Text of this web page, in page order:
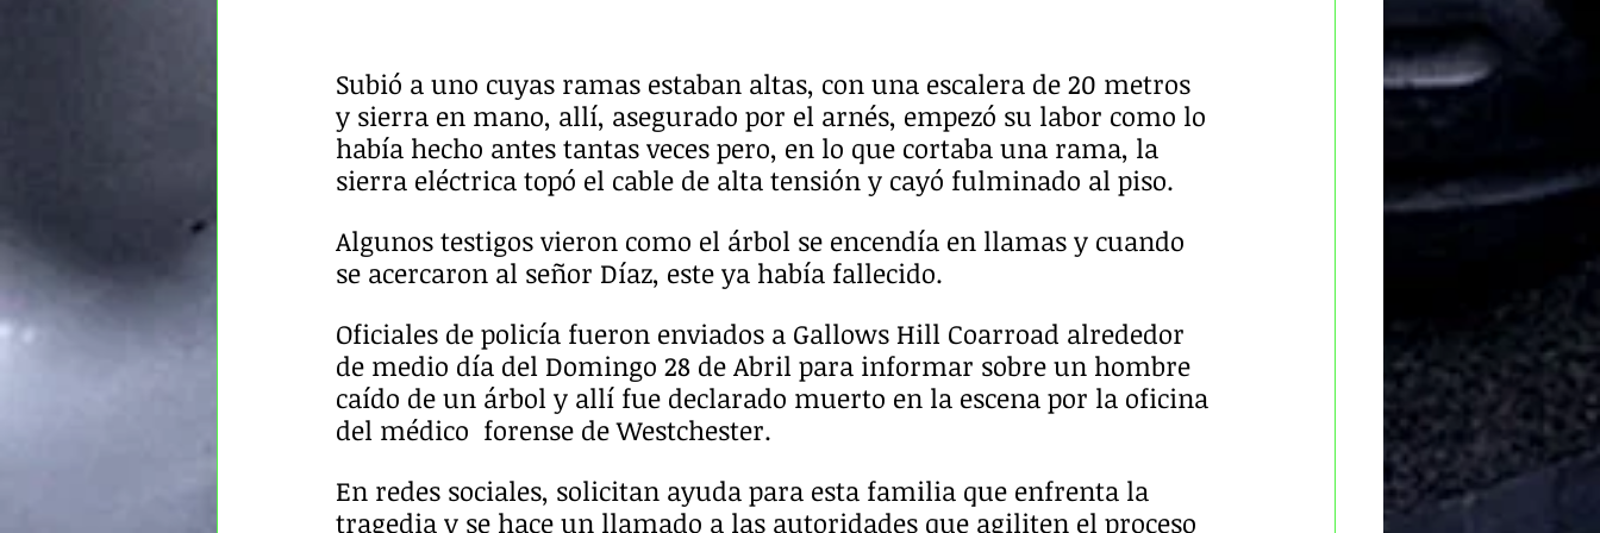
Subió a uno cuyas ramas estaban altas, con una escalera de 20 metros
y sierra en mano, allí, asegurado por el arnés, empezó su labor como lo
había hecho antes tantas veces pero, en lo que cortaba una rama, la
sierra eléctrica topó el cable de alta tensión y cayó fulminado al piso.
Algunos testigos vieron como el árbol se encendía en llamas y cuando
se acercaron al señor Díaz, este ya había fallecido.
Oficiales de policía fueron enviados a Gallows Hill Coarroad alrededor
de medio día del Domingo 28 de Abril para informar sobre un hombre
caído de un árbol y allí fue declarado muerto en la escena por la oficina
del médico  forense de Westchester.
En redes sociales, solicitan ayuda para esta familia que enfrenta la
tragedia y se hace un llamado a las autoridades que agiliten el proceso